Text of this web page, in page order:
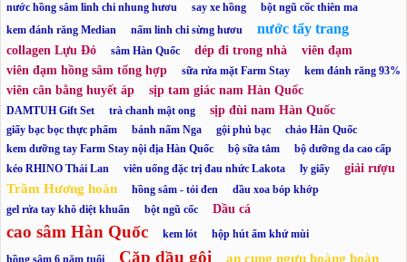
nước hồng sâm linh chi nhung hươu
say xe hồng
bột ngũ cốc thiên ma
kem đánh răng Median
nấm linh chi sừng hươu nước tẩy trang
collagen Lựu Đỏ sâm Hàn Quốc dép đi trong nhà
viên đạm
viên đạm hồng sâm tổng hợp
sữa rửa mặt Farm Stay kem đánh răng 93%
viên cân bằng huyết áp sịp tam giác nam Hàn Quốc
DAMTUH Gift Set trà chanh mật ong sịp đùi nam Hàn Quốc
giấy bạc bọc thực phẩm bánh nấm Nga gội phủ bạc
chảo Hàn Quốc
kem dưỡng tay Farm Stay nội địa Hàn Quốc
bộ sữa tắm
bộ dưỡng da cao cấp
kéo RHINO Thái Lan
viên uống đặc trị đau nhức Lakota ly giấy giải rượu
Trầm Hương hoàn hồng sâm - tỏi đen
dầu xoa bóp khớp
gel rửa tay khô diệt khuẩn
bột ngũ cốc Dầu cá
cao sâm Hàn Quốc kem lót
hộp hút ẩm khử mùi
hồng sâm 6 năm tuổi
Cặp dầu gội an cung ngưu hoàng hoàn